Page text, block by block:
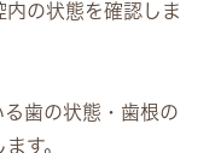
の状態を確認しま
る歯の状態・歯根の
す。